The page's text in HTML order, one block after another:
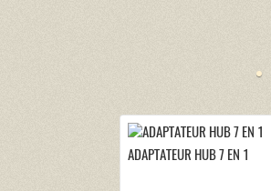
ADAPTATEUR HUB 7 EN 1